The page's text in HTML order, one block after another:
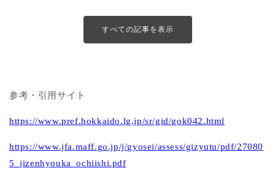
すべての記事を表示
参考・引用サイト
https://www.pref.hokkaido.lg.jp/sr/gid/gok042.html
https://www.jfa.maff.go.jp/j/gyosei/assess/gizyutu/pdf/27080
5_jizenhyouka_ochiishi.pdf